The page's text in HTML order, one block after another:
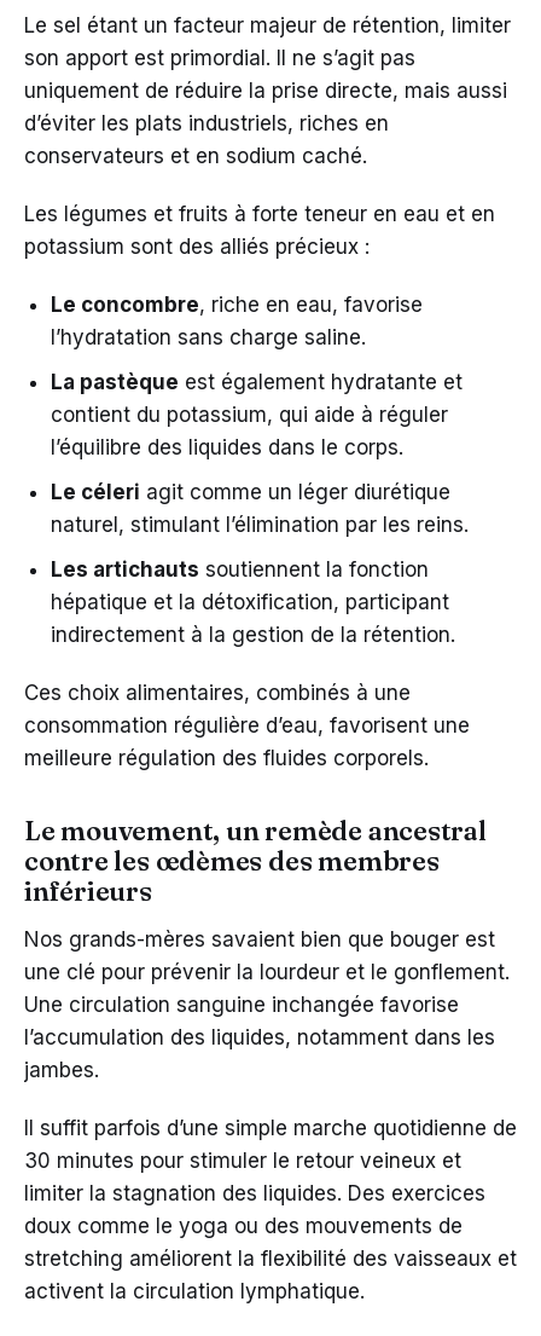
Le sel étant un facteur majeur de rétention, limiter
son apport est primordial. Il ne s’agit pas
uniquement de réduire la prise directe, mais aussi
d’éviter les plats industriels, riches en
conservateurs et en sodium caché.
Les légumes et fruits à forte teneur en eau et en
potassium sont des alliés précieux :
Le concombre, riche en eau, favorise
l’hydratation sans charge saline.
La pastèque est également hydratante et
contient du potassium, qui aide à réguler
l’équilibre des liquides dans le corps.
Le céleri agit comme un léger diurétique
naturel, stimulant l’élimination par les reins.
Les artichauts soutiennent la fonction
hépatique et la détoxification, participant
indirectement à la gestion de la rétention.
Ces choix alimentaires, combinés à une
consommation régulière d’eau, favorisent une
meilleure régulation des fluides corporels.
Le mouvement, un remède ancestral
contre les œdèmes des membres
inférieurs
Nos grands-mères savaient bien que bouger est
une clé pour prévenir la lourdeur et le gonflement.
Une circulation sanguine inchangée favorise
l’accumulation des liquides, notamment dans les
jambes.
Il suffit parfois d’une simple marche quotidienne de
30 minutes pour stimuler le retour veineux et
limiter la stagnation des liquides. Des exercices
doux comme le yoga ou des mouvements de
stretching améliorent la flexibilité des vaisseaux et
activent la circulation lymphatique.